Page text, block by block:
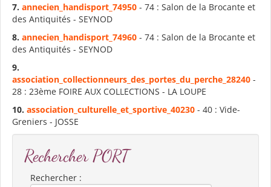
7. annecien_handisport _74950 - 74 : Salon de la Brocante et
des Antiquités - SEYNOD
8. annecien_handisport _74960 - 74 : Salon de la Brocante et
des Antiquités - SEYNOD
9.
association_collectionneurs_des_ portes_du_perche_28240 -
28 : 23ème FOIRE AUX COLLECTIONS - LA LOUPE
10. association_culturelle_et_sportive_40230 - 40 : Vide-
Greniers - JOSSE
Rechercher PORT
Rechercher :